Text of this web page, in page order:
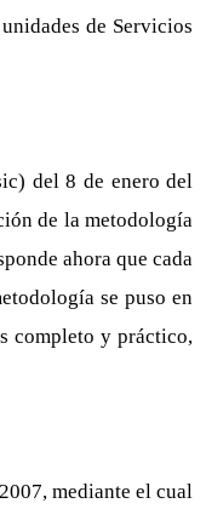
de Servicios
del 8 de enero del
de la metodología
ahora que cada
se puso en
completo y práctico,
mediante el cual